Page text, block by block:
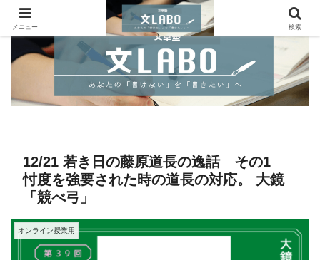
12/21 若き日の藤原道長の逸話 その1
忖度を強要された時の道長の対応。 大鏡
「競べ弓」
オンライン授業用
メニュー 検索